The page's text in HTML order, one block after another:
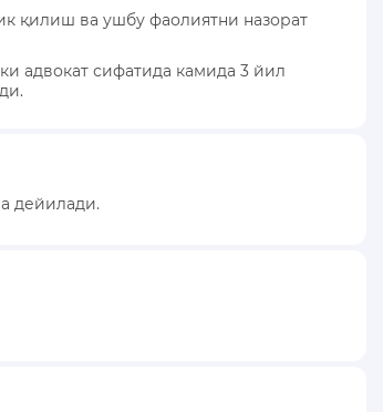
қилиш ва ушбу фаолиятни назорат
адвокат сифатида камида 3 йил
дейилади.